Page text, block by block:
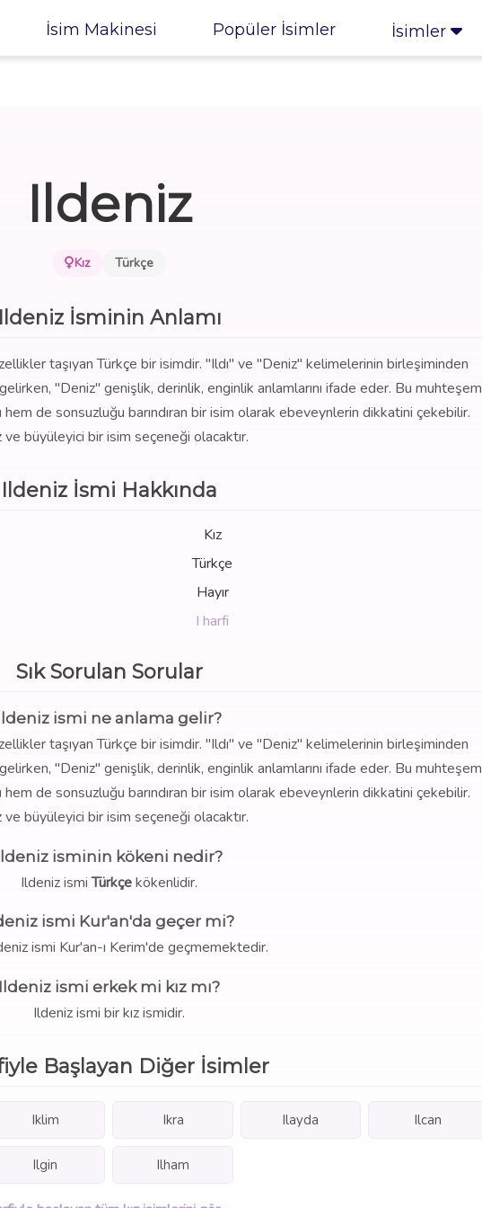
İsim Makinesi Popüler İsimler İsimler
Ildeniz
Kız Türkçe
Ildeniz İsminin Anlamı
taşıyan Türkçe bir isimdir. "Ildı" ve "Deniz" kelimelerinin birleşiminden
"Deniz" genişlik, derinlik, enginlik anlamlarını ifade eder. Bu muhteşem
hem de sonsuzluğu barındıran bir isim olarak ebeveynlerin dikkatini çekebilir.
ve büyüleyici bir isim seçeneği olacaktır.
Ildeniz İsmi Hakkında
Kız
Türkçe
Hayır
I harfi
Sık Sorulan Sorular
ismi ne anlama gelir?
taşıyan Türkçe bir isimdir. "Ildı" ve "Deniz" kelimelerinin birleşiminden
"Deniz" genişlik, derinlik, enginlik anlamlarını ifade eder. Bu muhteşem
hem de sonsuzluğu barındıran bir isim olarak ebeveynlerin dikkatini çekebilir.
ve büyüleyici bir isim seçeneği olacaktır.
isminin kökeni nedir?
Ildeniz ismiTürkçekökenlidir.
ismi Kur'an'da geçer mi?
ismi Kur'an-ı Kerim'de geçmemektedir.
Ildeniz ismi erkek mi kız mı?
Ildeniz ismi bir kız ismidir.
Başlayan Diğer İsimler
Iklim Ikra Ilayda Ilcan
Ilgin Ilham